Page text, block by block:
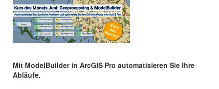
Mit ModelBuilder in ArcGIS Pro automatisieren Sie Ihre
Abläufe.